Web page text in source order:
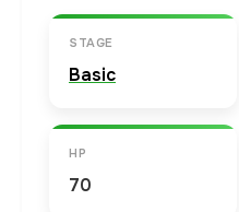
STAGE
Basic
HP
70